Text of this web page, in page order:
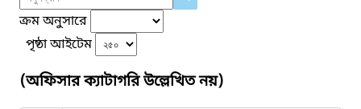
ক্রম অনুসারে
পৃষ্ঠা আইটেম
(অফিসার ক্যাটাগরি উল্লেখিত নয়)